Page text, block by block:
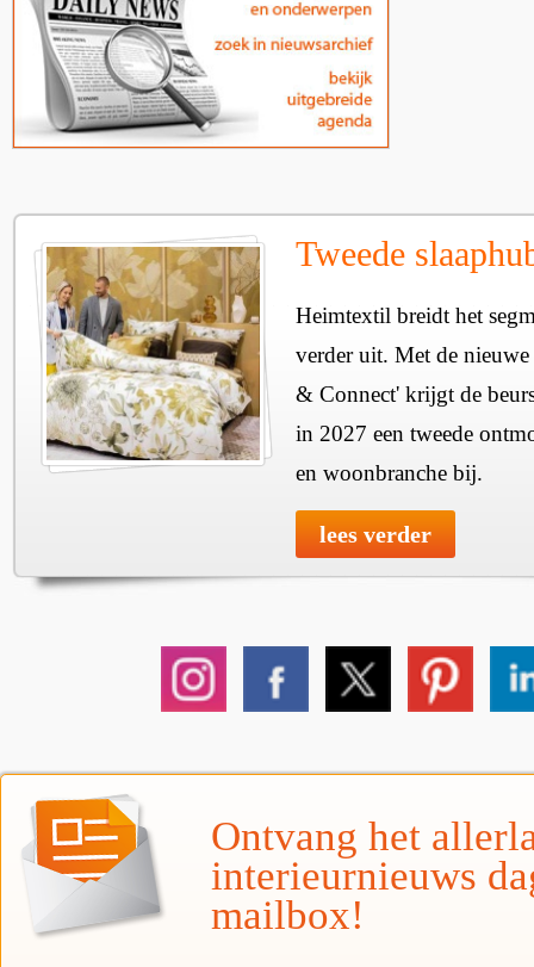
Tweede
Heimtextil breidt het
verder uit. Met de
& Connect' krijgt de
in 2027 een tweede
en woonbranche bij.
lees verder
Ontvang het
interieurnieuws
mailbox!